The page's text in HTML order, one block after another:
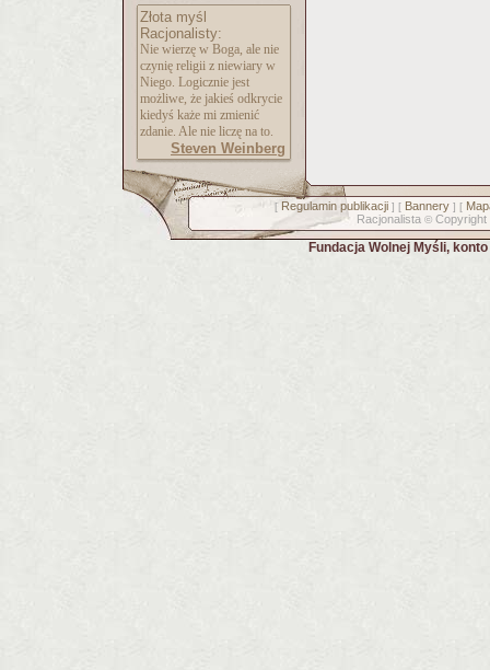
Złota myśl
Racjonalisty:
Nie wierzę w Boga, ale nie
czynię religii z niewiary w
Niego. Logicznie jest
możliwe, że jakieś odkrycie
kiedyś każe mi zmienić
zdanie. Ale nie liczę na to.
Steven Weinberg
[ Regulamin publikacji] [ Bannery] [
Racjonalista © Copyright
Fundacja Wolnej Myśli,